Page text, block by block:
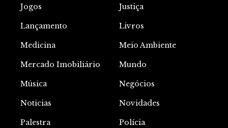
Jogos Justiça
Lançamento Livros
Medicina Meio Ambiente
Mercado Imobiliário Mundo
Música Negócios
Noticias Novidades
Palestra Polícia